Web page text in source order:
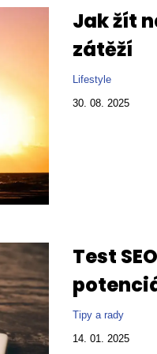
Jak žít
zátěží
Lifestyle
30. 08. 2025
Test
Tipy a rady
14. 01. 2025